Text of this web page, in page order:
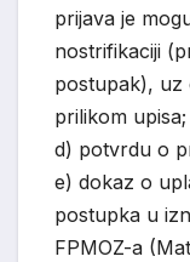
prijava je
nostrifikaciji
postupak), uz
prilikom upisa;
d) potvrdu o
e) dokaz o
postupka u
FPMOZ-a